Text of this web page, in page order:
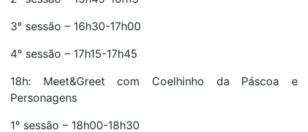
3° sessão – 16h30-17h00
4° sessão – 17h15-17h45
18h: Meet&Greet com Coelhinho da Páscoa e
Personagens
1° sessão – 18h00-18h30